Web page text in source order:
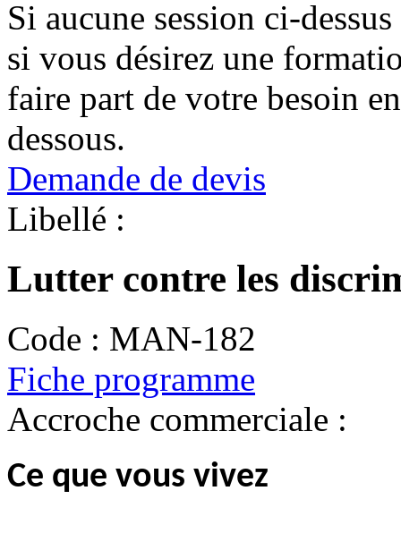
Si aucune session ci-
si vous désirez une
faire part de votre besoin
dessous.
Demande de devis
Libellé :
Lutter contre les
Code : MAN-182
Fiche programme
Accroche commerciale :
Ce que vous vivez